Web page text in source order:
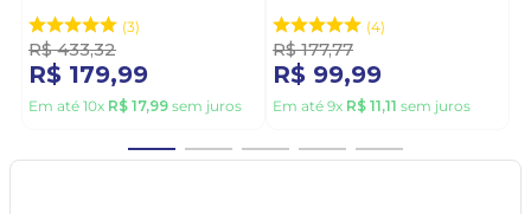
3
R$ 433,32
R$ 179,99
Em até 10x R$ 17,99 sem juros
4
R$ 177,77
R$ 99,99
Em até 9x R$ 11,11 sem juros